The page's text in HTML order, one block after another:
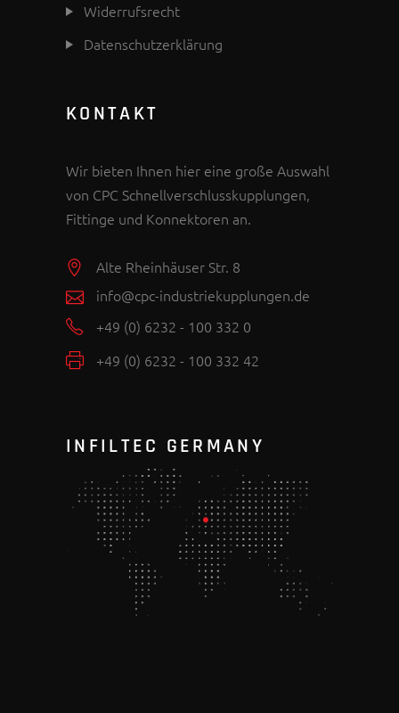
Widerrufsrecht
Datenschutzerklärung
KONTAKT
Wir bieten Ihnen hier eine große Auswahl
von CPC Schnellverschlusskupplungen,
Fittinge und Konnektoren an.
Alte Rheinhäuser Str. 8
info@cpc-industriekupplungen.de
+49 (0) 6232 - 100 332 0
+49 (0) 6232 - 100 332 42
INFILTEC GERMANY